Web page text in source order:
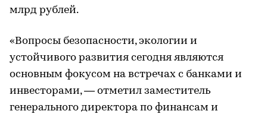
млрд рублей.
«Вопросы безопасности, экологии и
устойчивого развития сегодня являются
основным фокусом на встречах с банками и
инвесторами, — отметил заместитель
генерального директора по финансам и